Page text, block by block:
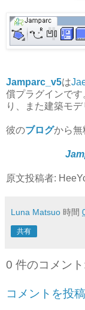
Jamparc_v5は
償プラグインで
り、また建築モ
彼のブログから無
原文投稿者:
Luna Matsuo 時間
共有
0 件のコメン
コメントを投稿